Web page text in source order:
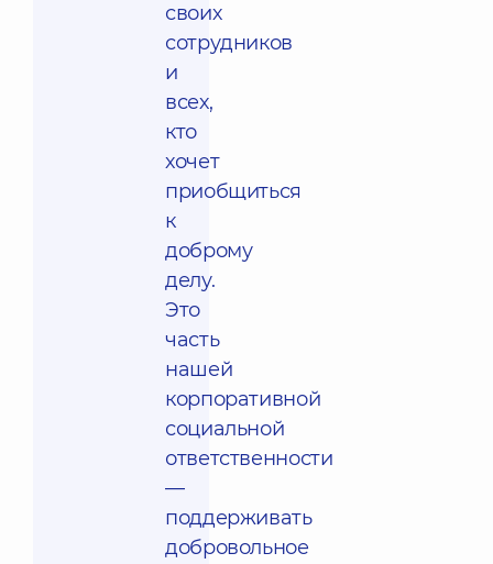
своих
сотрудников
и
всех,
кто
хочет
приобщиться
к
доброму
делу.
Это
часть
нашей
корпоративной
социальной
ответственности
—
поддерживать
добровольное